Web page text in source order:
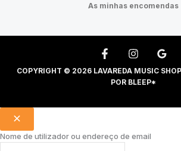
As minhas encomendas
COPYRIGHT © 2026 LAVAREDA MUSIC
POR BLEEP*
Nome de utilizador ou endereço de email